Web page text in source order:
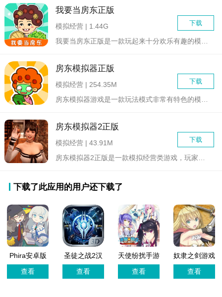
我要当房东正版
下载
模拟经营 | 1.44G
房东模拟器正版
下载
模拟经营 | 254.35M
房东模拟器2正版
下载
模拟经营 | 43.91M
下载了此应用的用户还下载了
Phira安卓版
查看
圣徒之战2汉
化版
查看
天使纷扰手游
汉化版
查看
奴隶之剑游戏
最新版
查看